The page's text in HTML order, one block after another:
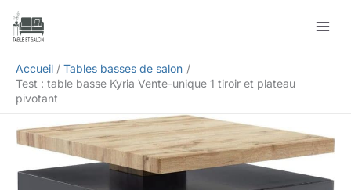
Aller
Accueil
Tables basses de salon
Test : table basse Kyria Vente-unique 1 tiroir et plateau
pivotant
Rechercher